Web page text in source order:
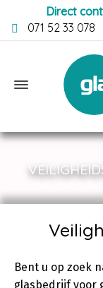
Direct
071 52 33 078
Bent u op zoek
glasbedrijf voor